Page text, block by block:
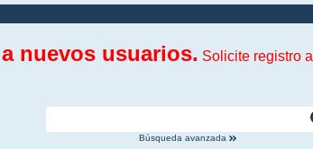
nuevos usuarios. Solicite registro a
Búsqueda avanzada